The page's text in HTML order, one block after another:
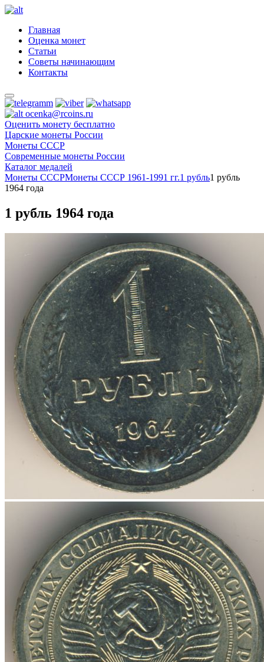
Главная
Оценка монет
Статьи
Советы начинающим
Контакты
ocenka@rcoins.ru
Оценить монету бесплатно
Царские монеты России
Монеты СССР
Современные монеты России
Каталог медалей
Монеты СССРМонеты СССР 1961-1991 гг.1 рубль1 рубль
1964 года
1 рубль 1964 года